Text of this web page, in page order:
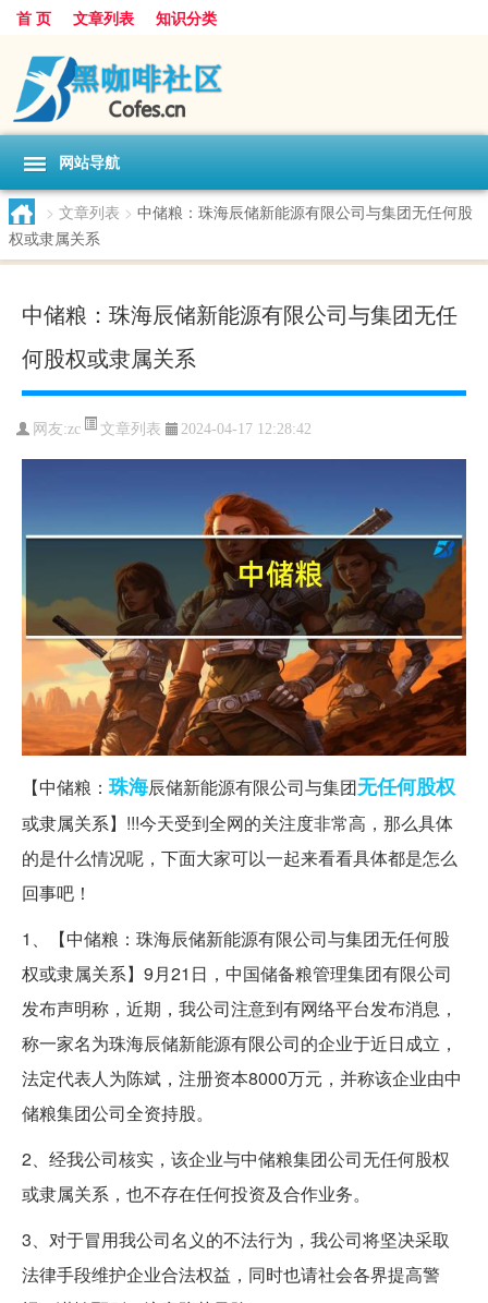
首 页 文章列表 知识分类
网站导航
> 文章列表 > 中储粮：珠海辰储新能源有限公司与集团无任何股
权或隶属关系
中储粮：珠海辰储新能源有限公司与集团无任
何股权或隶属关系
网友:zc 文章列表 2024-04-17 12:28:42
【中储粮： 珠海辰储新能源有限公司与集团无任何股权
或隶属关系】!!!今天受到全网的关注度非常高，那么具体
的是什么情况呢，下面大家可以一起来看看具体都是怎么
回事吧！
1、【中储粮：珠海辰储新能源有限公司与集团无任何股
权或隶属关系】9月21日，中国储备粮管理集团有限公司
发布声明称，近期，我公司注意到有网络平台发布消息，
称一家名为珠海辰储新能源有限公司的企业于近日成立，
法定代表人为陈斌，注册资本8000万元，并称该企业由中
储粮集团公司全资持股。
2、经我公司核实，该企业与中储粮集团公司无任何股权
或隶属关系，也不存在任何投资及合作业务。
3、对于冒用我公司名义的不法行为，我公司将坚决采取
法律手段维护企业合法权益，同时也请社会各界提高警